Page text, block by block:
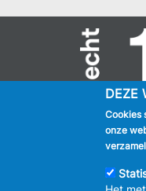
DEZE
Cookies
onze